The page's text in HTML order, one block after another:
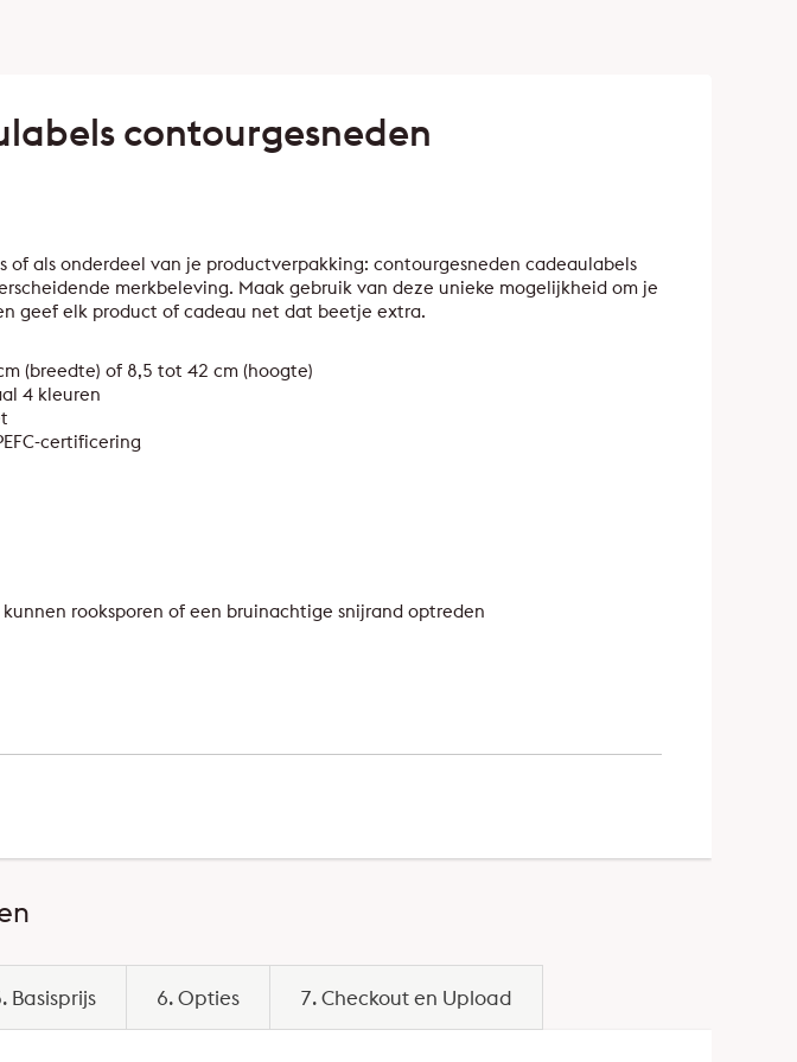
contourgesneden
of als onderdeel van je productverpakking: contourgesneden cadeaulabels
merkbeleving. Maak gebruik van deze unieke mogelijkheid om je
geef elk product of cadeau net dat beetje extra.
(breedte) of 8,5 tot 42 cm (hoogte)
4 kleuren
certificering
rooksporen of een bruinachtige snijrand optreden
Basisprijs 6. Opties 7. Checkout en Upload